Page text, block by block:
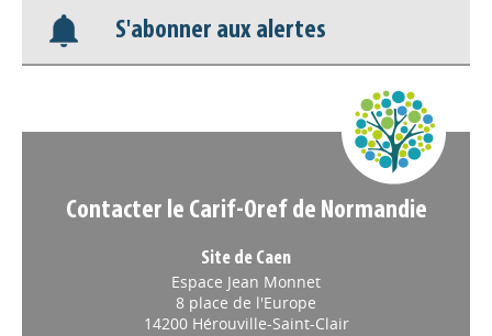
Appels à projets
S'abonner aux alertes
Contacter le Carif-Oref de Normandie
Site de Caen
Espace Jean Monnet
8 place de l'Europe
14200 Hérouville-Saint-Clair